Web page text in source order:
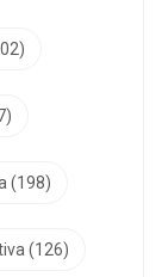
(198)
(126)